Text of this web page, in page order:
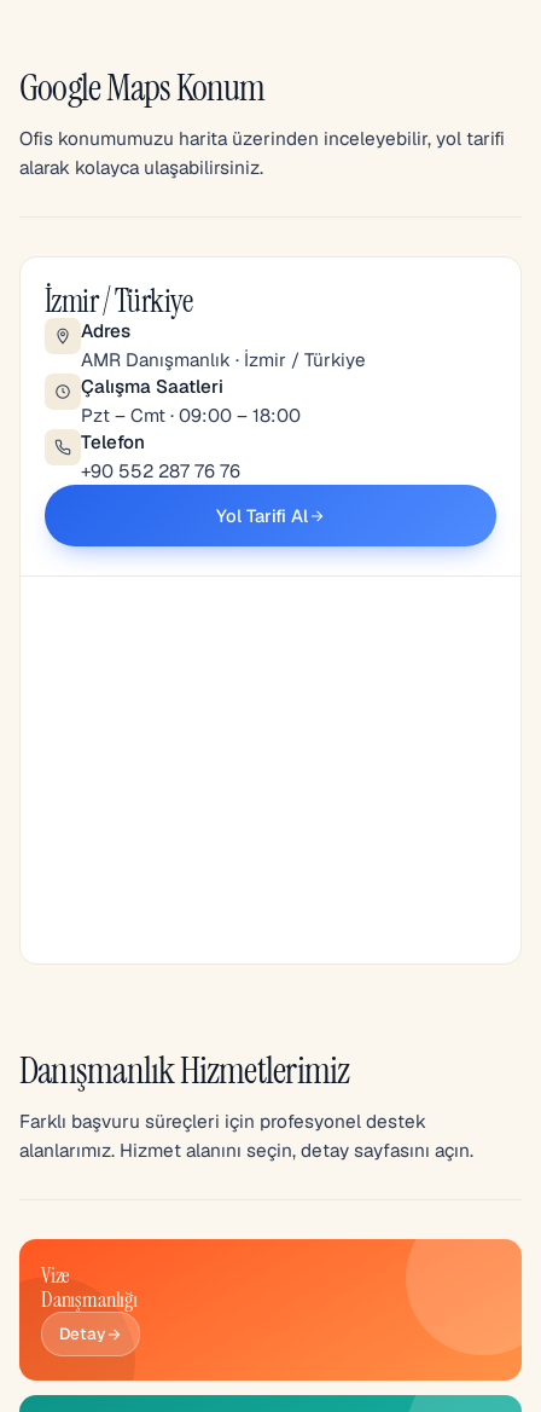
Google Maps Konum
Ofis konumumuzu harita üzerinden inceleyebilir, yol tarifi
alarak kolayca ulaşabilirsiniz.
İzmir / Türkiye
Adres
AMR Danışmanlık · İzmir / Türkiye
Çalışma Saatleri
Pzt – Cmt · 09:00 – 18:00
Telefon
+90 552 287 76 76
Yol Tarifi Al
Danışmanlık Hizmetlerimiz
Farklı başvuru süreçleri için profesyonel destek
alanlarımız. Hizmet alanını seçin, detay sayfasını açın.
Vize
Danışmanlığı
Detay